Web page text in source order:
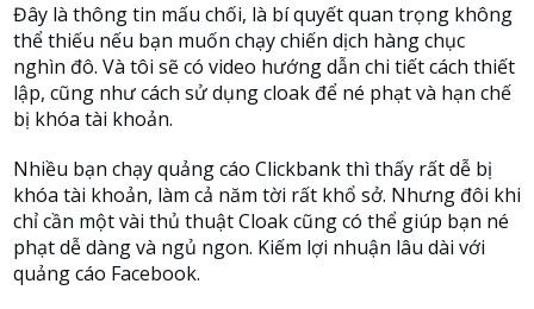
Đây là thông tin mấu chối, là bí quyết quan trọng không
thể thiếu nếu bạn muốn chạy chiến dịch hàng chục
nghìn đô. Và tôi sẽ có video hướng dẫn chi tiết cách thiết
lập, cũng như cách sử dụng cloak để né phạt và hạn chế
bị khóa tài khoản.
Nhiều bạn chạy quảng cáo Clickbank thì thấy rất dễ bị
khóa tài khoản, làm cả năm tời rất khổ sở. Nhưng đôi khi
chỉ cần một vài thủ thuật Cloak cũng có thể giúp bạn né
phạt dễ dàng và ngủ ngon. Kiếm lợi nhuận lâu dài với
quảng cáo Facebook.